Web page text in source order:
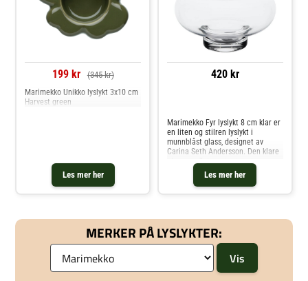
199 kr (345 kr)
Les mer her
Marimekko Unikko lyslykt 3x10 cm
Harvest green
420 kr
Les mer her
Marimekko Fyr lyslykt 8 cm klar er
en liten og stilren lyslykt i
munnblåst glass, designet av
Carina Seth Andersson. Den klare
glassoverflaten gir et rent og
balansert uttrykk, samtidig som
lyset får spille fritt og skape en
rolig atmosfære. Marimekk
MERKER PÅ LYSLYKTER: